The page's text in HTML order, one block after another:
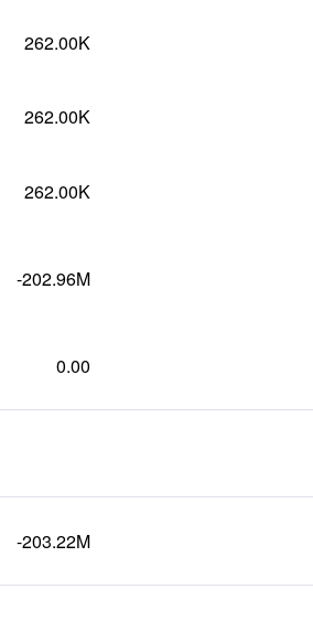
262.00K
262.00K
262.00K
-202.96M
0.00
-203.22M